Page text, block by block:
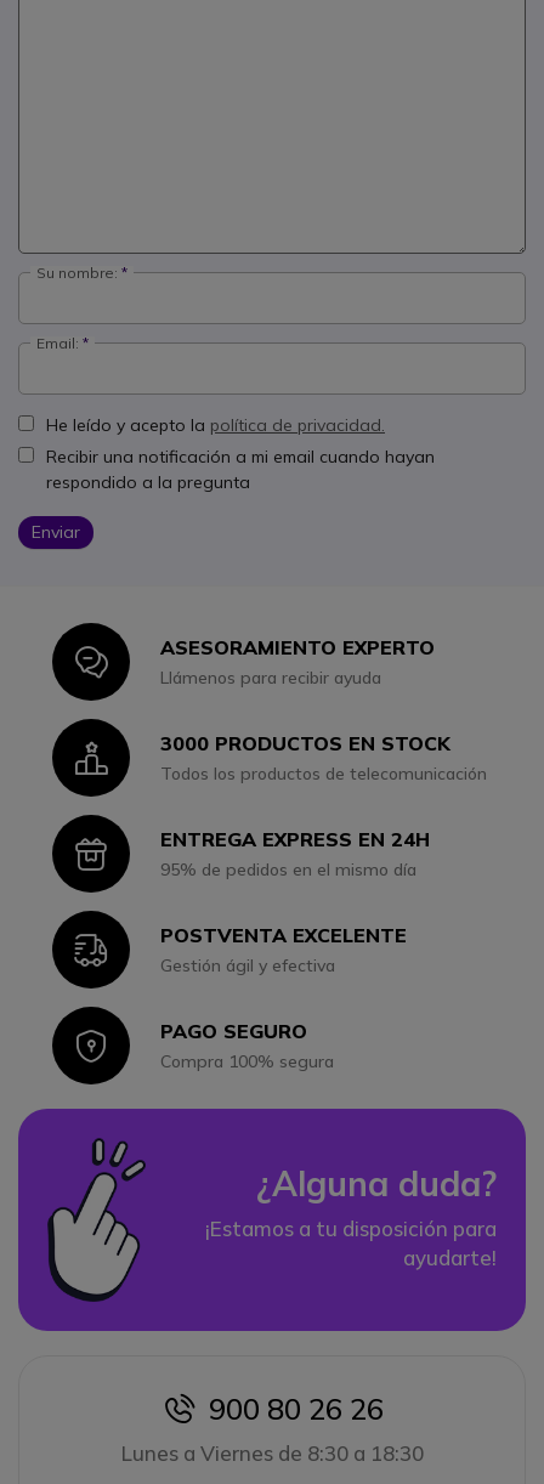
Su nombre:
Email:
He leído y acepto la política de privacidad.
Recibir una notificación a mi email cuando hayan
respondido a la pregunta
Enviar
IconASESORAMIENTO EXPERTO
Llámenos para recibir ayuda
Icon3000 PRODUCTOS EN STOCK
Todos los productos de telecomunicación
IconENTREGA EXPRESS EN 24H
95% de pedidos en el mismo día
IconPOSTVENTA EXCELENTE
Gestión ágil y efectiva
IconPAGO SEGURO
Compra 100% segura
¿Alguna duda?
¡Estamos a tu disposición para
ayudarte!
icon
900 80 26 26
Lunes a Viernes de 8:30 a 18:30